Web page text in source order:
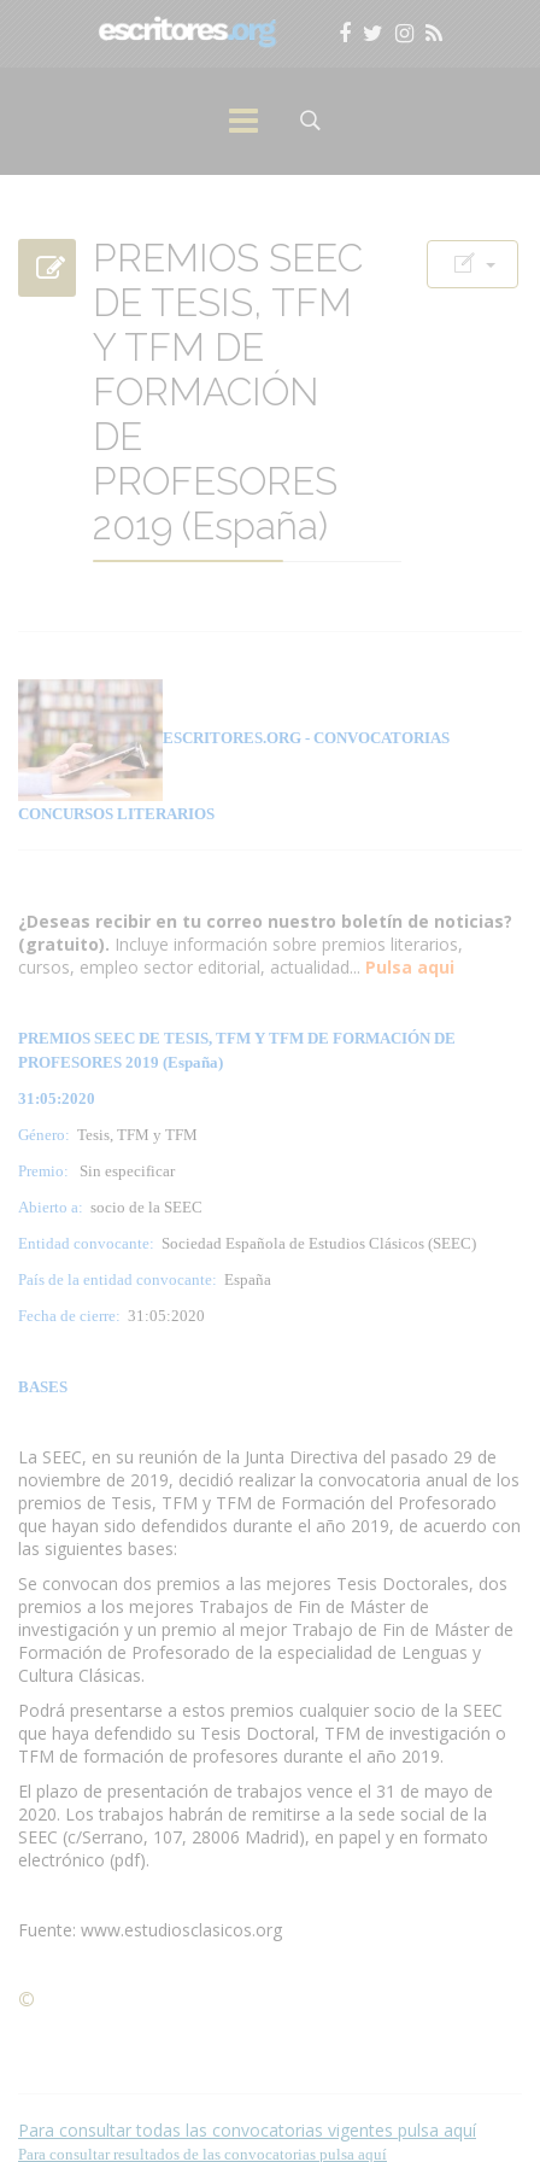
PREMIOS SEEC
DE TESIS, TFM
Y TFM DE
FORMACIÓN
DE
PROFESORES
2019 (España)
ESCRITORES.ORG - CONVOCATORIAS
CONCURSOS LITERARIOS
¿Deseas recibir en tu correo nuestro boletín de noticias?
(gratuito). Incluye información sobre premios literarios,
cursos, empleo sector editorial, actualidad... Pulsa aqui
PREMIOS SEEC DE TESIS, TFM Y TFM DE FORMACIÓN DE
PROFESORES 2019 (España)
31:05:2020
Género: Tesis, TFM y TFM
Premio:
Sin especificar
Abierto a: socio de la SEEC
Entidad convocante: Sociedad Española de Estudios Clásicos (SEEC)
País de la entidad convocante: España
Fecha de cierre: 31:05:2020
BASES
La SEEC, en su reunión de la Junta Directiva del pasado 29 de
noviembre de 2019, decidió realizar la convocatoria anual de los
premios de Tesis, TFM y TFM de Formación del Profesorado
que hayan sido defendidos durante el año 2019, de acuerdo con
las siguientes bases:
Se convocan dos premios a las mejores Tesis Doctorales, dos
premios a los mejores Trabajos de Fin de Máster de
investigación y un premio al mejor Trabajo de Fin de Máster de
Formación de Profesorado de la especialidad de Lenguas y
Cultura Clásicas.
Podrá presentarse a estos premios cualquier socio de la SEEC
que haya defendido su Tesis Doctoral, TFM de investigación o
TFM de formación de profesores durante el año 2019.
El plazo de presentación de trabajos vence el 31 de mayo de
2020. Los trabajos habrán de remitirse a la sede social de la
SEEC (c/Serrano, 107, 28006 Madrid), en papel y en formato
electrónico (pdf).
Fuente: www.estudiosclasicos.org
©
Para consultar todas las convocatorias vigentes pulsa aquí
Para consultar resultados de las convocatorias pulsa aquí